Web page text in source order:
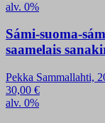
alv. 0%
Sámi-suoma-
saamelais
Pekka Sammallahti,
30,00 €
alv. 0%